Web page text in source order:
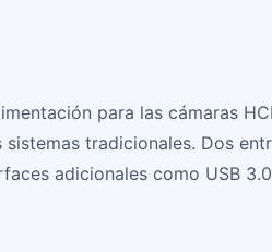
para las cámaras
tradicionales. Dos
adicionales como USB